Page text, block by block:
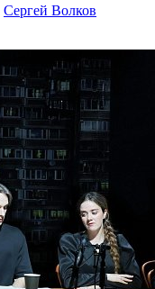
Сергей Волков